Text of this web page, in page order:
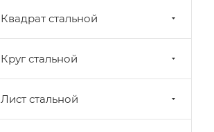
Квадрат стальной
Круг стальной
Лист стальной